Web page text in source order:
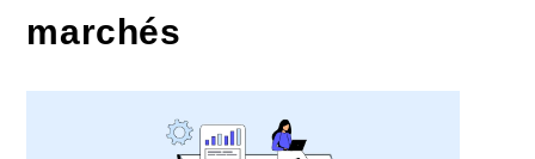
marchés